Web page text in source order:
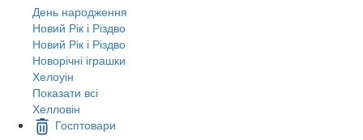
День народження
Новий Рік і Різдво
Новий Рік і Різдво
Новорічні іграшки
Хелоуін
Показати всі
Хелловін
Госптовари